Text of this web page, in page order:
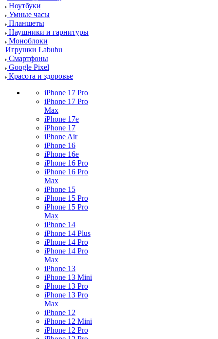
Ноутбуки
Умные часы
Планшеты
Наушники и гарнитуры
Моноблоки
Игрушки Labubu
Смартфоны
Google Pixel
Красота и здоровье
iPhone 17 Pro
iPhone 17 Pro
Max
iPhone 17e
iPhone 17
iPhone Air
iPhone 16
iPhone 16e
iPhone 16 Pro
iPhone 16 Pro
Max
iPhone 15
iPhone 15 Pro
iPhone 15 Pro
Max
iPhone 14
iPhone 14 Plus
iPhone 14 Pro
iPhone 14 Pro
Max
iPhone 13
iPhone 13 Mini
iPhone 13 Pro
iPhone 13 Pro
Max
iPhone 12
iPhone 12 Mini
iPhone 12 Pro